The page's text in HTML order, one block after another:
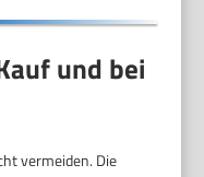
und bei
vermeiden. Die